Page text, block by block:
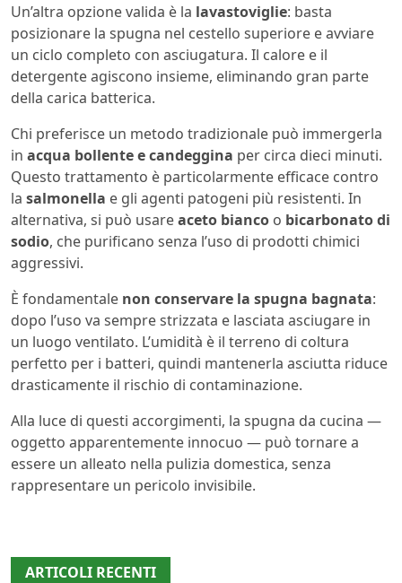
Un’altra opzione valida è la lavastoviglie: basta
posizionare la spugna nel cestello superiore e avviare
un ciclo completo con asciugatura. Il calore e il
detergente agiscono insieme, eliminando gran parte
della carica batterica.
Chi preferisce un metodo tradizionale può immergerla
in acqua bollente e candeggina per circa dieci minuti.
Questo trattamento è particolarmente efficace contro
la salmonella e gli agenti patogeni più resistenti. In
alternativa, si può usareaceto bianco o bicarbonato di
sodio, che purificano senza l’uso di prodotti chimici
aggressivi.
È fondamentale non conservare la spugna bagnata:
dopo l’uso va sempre strizzata e lasciata asciugare in
un luogo ventilato. L’umidità è il terreno di coltura
perfetto per i batteri, quindi mantenerla asciutta riduce
drasticamente il rischio di contaminazione.
Alla luce di questi accorgimenti, la spugna da cucina —
oggetto apparentemente innocuo — può tornare a
essere un alleato nella pulizia domestica, senza
rappresentare un pericolo invisibile.
ARTICOLI RECENTI